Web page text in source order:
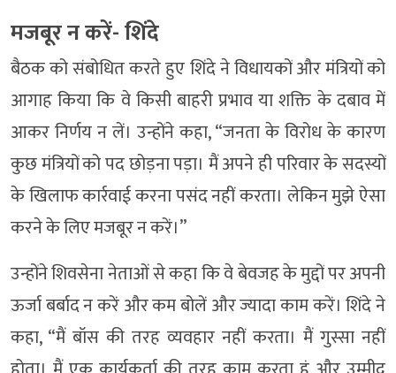
मजबूर न करें- शिंदे
बैठक को संबोधित करते हुए शिंदे ने विधायकों और मंत्रियों को
आगाह किया कि वे किसी बाहरी प्रभाव या शक्ति के दबाव में
आकर निर्णय न लें। उन्होंने कहा, “जनता के विरोध के कारण
कुछ मंत्रियों को पद छोड़ना पड़ा। मैं अपने ही परिवार के सदस्यों
के खिलाफ कार्रवाई करना पसंद नहीं करता। लेकिन मुझे ऐसा
करने के लिए मजबूर न करें।”
उन्होंने शिवसेना नेताओं से कहा कि वे बेवजह के मुद्दों पर अपनी
ऊर्जा बर्बाद न करें और कम बोलें और ज्यादा काम करें। शिंदे ने
कहा, “मैं बॉस की तरह व्यवहार नहीं करता। मैं गुस्सा नहीं